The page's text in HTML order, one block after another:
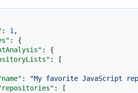
: 1,
:
{
:
{
:
[
:
"My favorite JavaScript
:
[